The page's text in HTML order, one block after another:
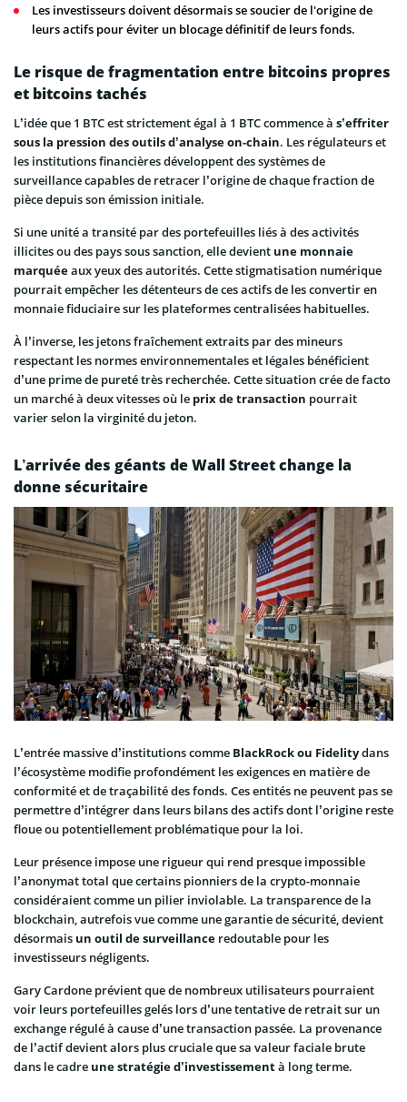
Les investisseurs doivent désormais se soucier de l'origine de
leurs actifs pour éviter un blocage définitif de leurs fonds.
Le risque de fragmentation entre bitcoins propres
et bitcoins tachés
L’idée que 1 BTC est strictement égal à 1 BTC commence à s’effriter
sous la pression des outils d’analyse on-chain. Les régulateurs et
les institutions financières développent des systèmes de
surveillance capables de retracer l’origine de chaque fraction de
pièce depuis son émission initiale.
Si une unité a transité par des portefeuilles liés à des activités
illicites ou des pays sous sanction, elle devient une monnaie
marquéeaux yeux des autorités. Cette stigmatisation numérique
pourrait empêcher les détenteurs de ces actifs de les convertir en
monnaie fiduciaire sur les plateformes centralisées habituelles.
À l’inverse, les jetons fraîchement extraits par des mineurs
respectant les normes environnementales et légales bénéficient
d’une prime de pureté très recherchée. Cette situation crée de facto
un marché à deux vitesses où le prix de transaction pourrait
varier selon la virginité du jeton.
L’arrivée des géants de Wall Street change la
donne sécuritaire
L’entrée massive d’institutions comme BlackRock ou Fidelitydans
l’écosystème modifie profondément les exigences en matière de
conformité et de traçabilité des fonds. Ces entités ne peuvent pas se
permettre d’intégrer dans leurs bilans des actifs dont l’origine reste
floue ou potentiellement problématique pour la loi.
Leur présence impose une rigueur qui rend presque impossible
l’anonymat total que certains pionniers de la crypto-monnaie
considéraient comme un pilier inviolable. La transparence de la
blockchain, autrefois vue comme une garantie de sécurité, devient
désormais un outil de surveillance redoutable pour les
investisseurs négligents.
Gary Cardone prévient que de nombreux utilisateurs pourraient
voir leurs portefeuilles gelés lors d’une tentative de retrait sur un
exchange régulé à cause d’une transaction passée. La provenance
de l’actif devient alors plus cruciale que sa valeur faciale brute
dans le cadre une stratégie d’investissementà long terme.